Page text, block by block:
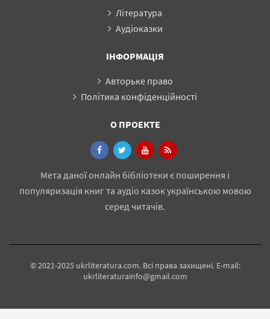
Література
Аудіоказки
ІНФОРМАЦІЯ
Авторьке право
Політика конфіденційності
О ПРОЕКТЕ
Мета даної онлайн бібліотеки є поширення і
популяризація книг та аудіо казок українською мовою
серед читачів.
© 2021-2025 ukrliteratura.com. Всі права захищені. E-mail:
ukrliteraturainfo@gmail.com